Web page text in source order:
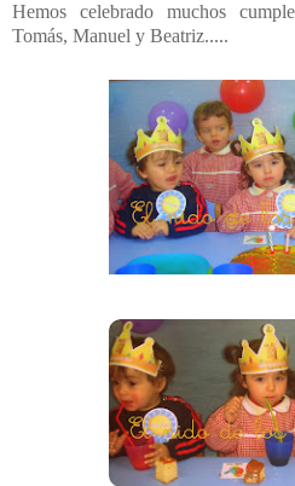
Hemos celebrado muchos
Tomás, Manuel y Beatriz.....